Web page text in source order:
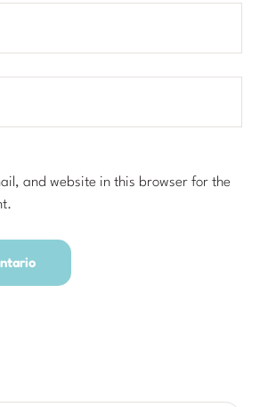
and website in this browser for the